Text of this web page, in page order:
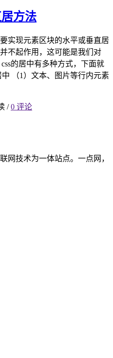
方法
实现元素区块的水平或垂直居
不起作用，这可能是我们对
的居中有多种方式，下面就
（1）文本、图片等行内元素
/ 0 评论
网技术为一体站点。一点网，